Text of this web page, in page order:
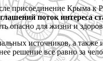
присоединение Крыма к
поток интереса
опасно для жизни и
источников, а
решение все равно за